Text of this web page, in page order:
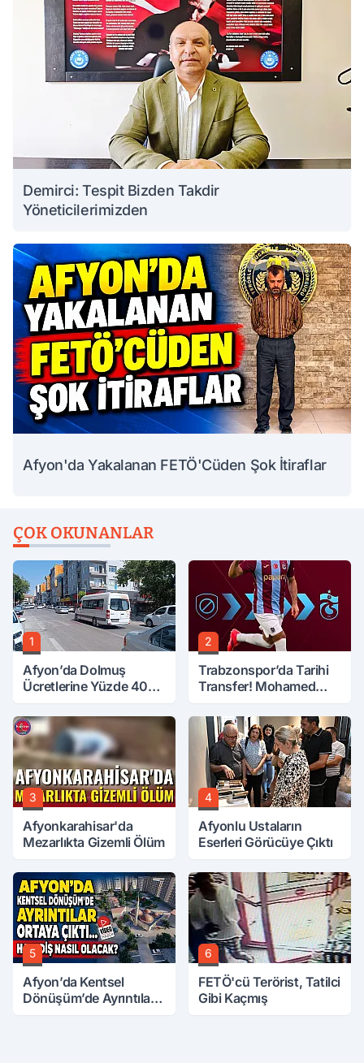
Demirci: Tespit Bizden Takdir
Yöneticilerimizden
Afyon'da Yakalanan FETÖ'Cüden Şok İtiraflar
ÇOK OKUNANLAR
1
Afyon’da Dolmuş
Ücretlerine Yüzde 40
2
Trabzonspor’da Tarihi
Transfer! Mohamed
3
Afyonkarahisar'da
Mezarlıkta Gizemli Ölüm
4
Afyonlu Ustaların
Eserleri Görücüye Çıktı
5
Afyon’da Kentsel
Dönüşüm’de Ayrıntılar
6
FETÖ'cü Terörist, Tatilci
Gibi Kaçmış